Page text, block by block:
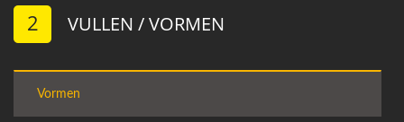
2 VULLEN / VORMEN
Vormen